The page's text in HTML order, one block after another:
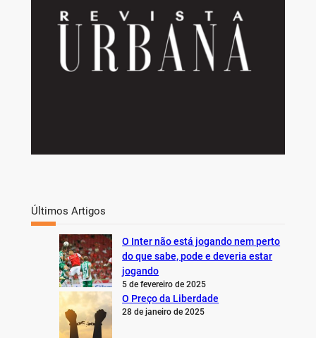
Últimos Artigos
O Inter não está jogando nem perto
do que sabe, pode e deveria estar
jogando
5 de fevereiro de 2025
O Preço da Liberdade
28 de janeiro de 2025